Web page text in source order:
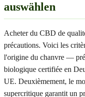
auswählen
Acheter du CBD de
précautions. Voici les
l'origine du chanvre —
biologique certifiée en
UE. Deuxièmement, le
supercritique garantit un